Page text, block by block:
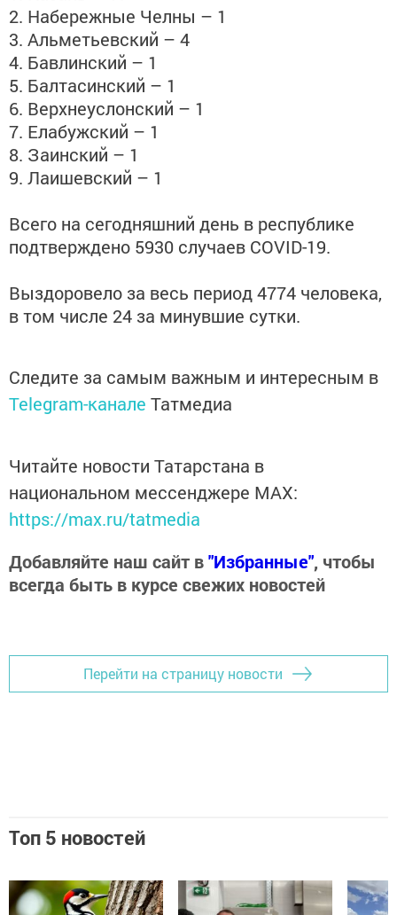
2. Набережные Челны – 1
3. Альметьевский – 4
4. Бавлинский – 1
5. Балтасинский – 1
6. Верхнеуслонский – 1
7. Елабужский – 1
8. Заинский – 1
9. Лаишевский – 1
Всего на сегодняшний день в республике
подтверждено 5930 случаев COVID-19.
Выздоровело за весь период 4774 человека,
в том числе 24 за минувшие сутки.
Следите за самым важным и интересным в
Telegram-канале Татмедиа
Читайте новости Татарстана в
национальном мессенджере MАХ:
https://max.ru/tatmedia
Добавляйте наш сайт в"Избранные", чтобы
всегда быть в курсе свежих новостей
Перейти на страницу новости
Топ 5 новостей